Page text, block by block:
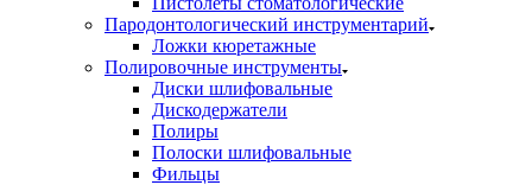
Пародонтологический инструментарий
Ложки кюретажные
Полировочные инструменты
Диски шлифовальные
Дискодержатели
Полиры
Полоски шлифовальные
Фильцы